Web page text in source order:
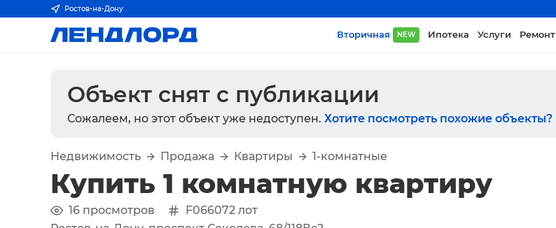
Ростов-на-Дону
Вторичная NEW Ипотека Услуги Ремонт
Объект снят с публикации
Сожалеем, но этот объект уже недоступен. Хотите посмотреть похожие объекты?
Недвижимость Продажа Квартиры 1-комнатные
Купить 1 комнатную квартиру
16 просмотров F066072 лот